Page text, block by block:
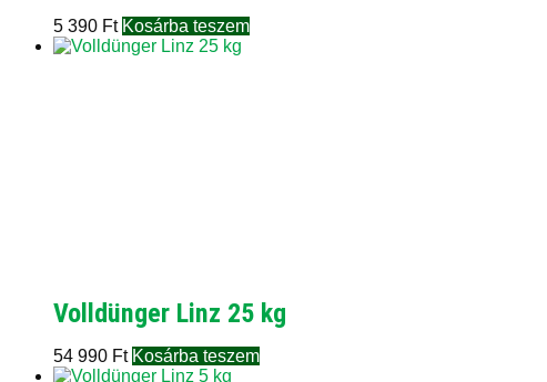
5 390 Ft Kosárba teszem
Volldünger Linz 25 kg
54 990 Ft Kosárba teszem